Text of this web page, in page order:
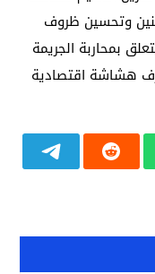
وتحسين ظروف
بمحاربة الجريمة
هشاشة اقتصادية